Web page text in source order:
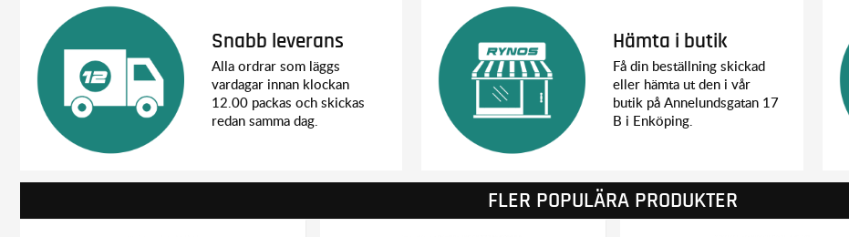
Snabb leverans
Alla ordrar som läggs
vardagar innan klockan
12.00 packas och skickas
redan samma dag.
Hämta i butik
Få din beställning skickad
eller hämta ut den i vår
butik på Annelundsgatan 17
B i Enköping.
FLER POPULÄRA PRODUKTER